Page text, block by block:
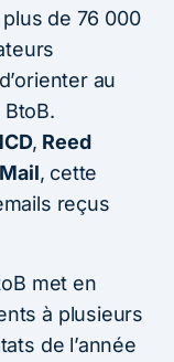
de 76 000
au
, Reed
, cette
reçus
met en
à plusieurs
de l’année